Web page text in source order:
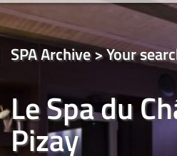
SPA Archive > Your
Le Spa du
Pizay